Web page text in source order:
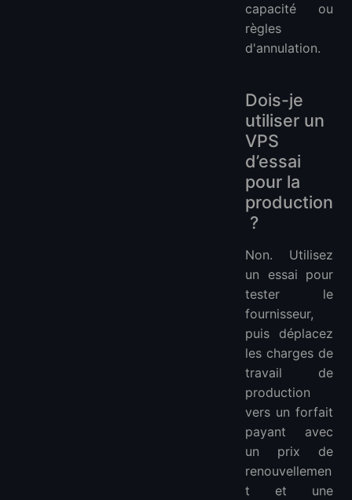
capacité ou
règles
d'annulation.
Dois-je
utiliser un
VPS
d’essai
pour la
production
?
Non. Utilisez
un essai pour
tester le
fournisseur,
puis déplacez
les charges de
travail de
production
vers un forfait
payant avec
un prix de
renouvellemen
t et une